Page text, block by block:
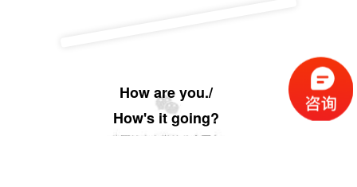
How are you./
How's it going?